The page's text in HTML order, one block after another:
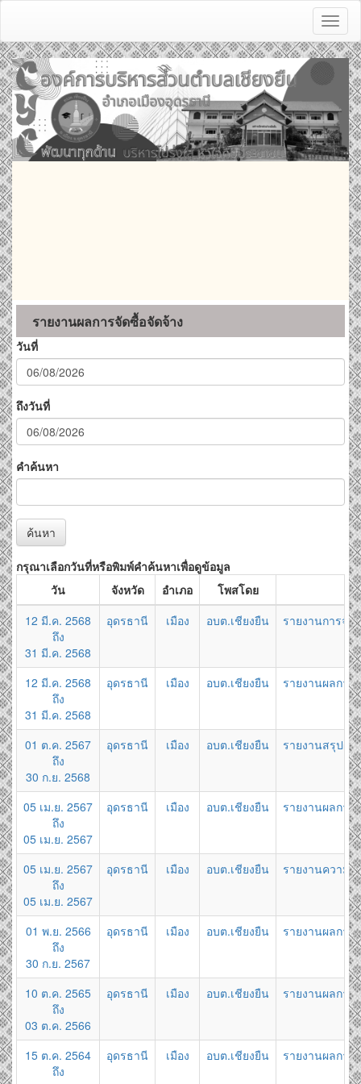
รายงานผลการจัดซื้อจัดจ้าง
วันที่
ถึงวันที่
คำค้นหา
ค้นหา
กรุณาเลือกวันที่หรือพิมพ์คำค้นหาเพื่อดูข้อมูล
วัน
จังหวัด อำเภอ
โพสโดย
12 มี.ค. 2568
ถึง
31 มี.ค. 2568
อุดรธานี เมือง อบต.เชียงยืน รายงานการจั
12 มี.ค. 2568
ถึง
31 มี.ค. 2568
อุดรธานี เมือง อบต.เชียงยืน รายงานผลกา
01 ต.ค. 2567
ถึง
30 ก.ย. 2568
อุดรธานี เมือง อบต.เชียงยืน รายงานสรุปผ
05 เม.ย. 2567
ถึง
05 เม.ย. 2567
อุดรธานี เมือง อบต.เชียงยืน รายงานผลกา
05 เม.ย. 2567
ถึง
05 เม.ย. 2567
อุดรธานี เมือง อบต.เชียงยืน รายงานความ
01 พ.ย. 2566
ถึง
30 ก.ย. 2567
อุดรธานี เมือง อบต.เชียงยืน รายงานผลกา
10 ต.ค. 2565
ถึง
03 ต.ค. 2566
อุดรธานี เมือง อบต.เชียงยืน รายงานผลกา
15 ต.ค. 2564
ถึง
อุดรธานี เมือง อบต.เชียงยืน รายงานผลกา